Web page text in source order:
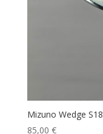
Mizuno Wedge S18
85,00 €